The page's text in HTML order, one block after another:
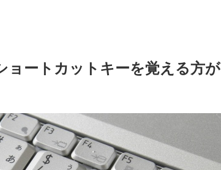
ョートカットキーを覚える方が